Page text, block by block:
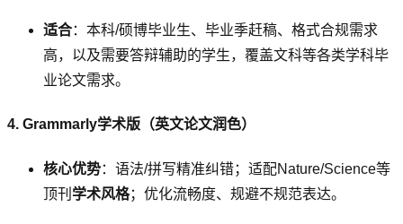
适合：本科/硕博毕业生、毕业季赶稿、格式合规需求
高，以及需要答辩辅助的学生，覆盖文科等各类学科毕
业论文需求。
4. Grammarly学术版（英文论文润色）
核心优势：语法/拼写精准纠错；适配Nature/Science等
顶刊 学术风格；优化流畅度、规避不规范表达。